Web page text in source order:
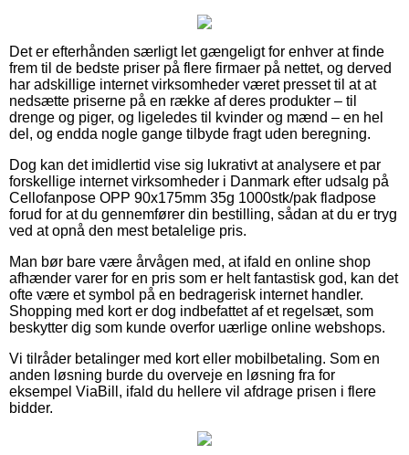
Det er efterhånden særligt let gængeligt for enhver at finde
frem til de bedste priser på flere firmaer på nettet, og derved
har adskillige internet virksomheder været presset til at at
nedsætte priserne på en række af deres produkter – til
drenge og piger, og ligeledes til kvinder og mænd – en hel
del, og endda nogle gange tilbyde fragt uden beregning.
Dog kan det imidlertid vise sig lukrativt at analysere et par
forskellige internet virksomheder i Danmark efter udsalg på
Cellofanpose OPP 90x175mm 35g 1000stk/pak fladpose
forud for at du gennemfører din bestilling, sådan at du er tryg
ved at opnå den mest betalelige pris.
Man bør bare være årvågen med, at ifald en online shop
afhænder varer for en pris som er helt fantastisk god, kan det
ofte være et symbol på en bedragerisk internet handler.
Shopping med kort er dog indbefattet af et regelsæt, som
beskytter dig som kunde overfor uærlige online webshops.
Vi tilråder betalinger med kort eller mobilbetaling. Som en
anden løsning burde du overveje en løsning fra for
eksempel ViaBill, ifald du hellere vil afdrage prisen i flere
bidder.